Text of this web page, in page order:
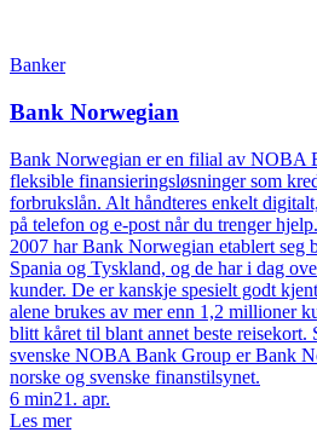
Banker
Bank Norwegian
Bank Norwegian er en filial av NOBA
fleksible finansieringsløsninger som
forbrukslån. Alt håndteres enkelt
på telefon og e-post når du trenger
2007 har Bank Norwegian etablert seg
Spania og Tyskland, og de har i dag
kunder. De er kanskje spesielt godt
alene brukes av mer enn 1,2 millioner
blitt kåret til blant annet beste
svenske NOBA Bank Group er Bank
norske og svenske finanstilsynet.
6 min21. apr.
Les mer